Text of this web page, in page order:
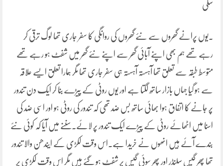
سکی
۔یوں پرانے گھروں سے نئے گھروں کی روانگی کا سفر جاری تھا لوگ ترقی کر
رہے تھے ہم بھی اپنے آبائی گھر سے اپنے نئے گھر میں شفٹ ہو رہے تھے
متوسط طبقہ سے تعلق تھا آہستہ آہستہ ہی سفر جاری تھا مگر ہمارا تعلق ایسے علاقہ
سے ہو گیا جہاں بازار ساتھ لگتا ہے اور یوں روٹی کے پیڑے بنا کر ایک دن تندور
پر جانے کا اتفاق ہوا بھائی ساتھ بس ضد تھی کہ تندور کی روٹی ہو اور اسی ضد کی
اسنا میں اٹھائے روٹی کے پیڑے ایک تندور پر لائے۔سننے میں آیا کہ کوئی نئے
بندے آئے ہیں انھوں نے خریدا ہے۔اس وقت لکڑی کے ایندھن والا تندور
تھا پھر گیس سلنڈر اور پھر سوئی گیس پر شفٹ ہو گئے ہیں مگر اس وقت لکڑی پر